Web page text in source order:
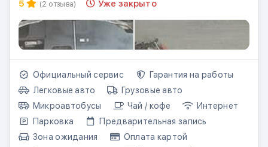
5
(2 отзыва) Уже закрыто
Официальный сервис
Гарантия на работы
Легковые авто
Грузовые авто
Микроавтобусы
Чай / кофе
Интернет
Парковка
Предварительная запись
Зона ожидания
Оплата картой